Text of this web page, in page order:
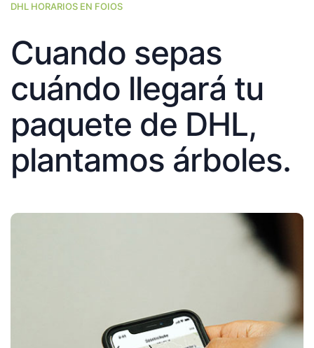
DHL HORARIOS EN FOIOS
Cuando sepas
cuándo llegará tu
paquete de DHL,
plantamos árboles.